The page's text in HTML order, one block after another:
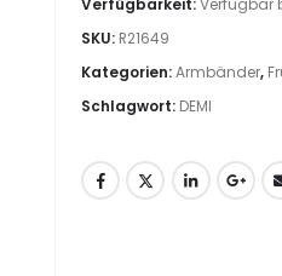
SKU: R21649
Kategorien:Armbänder,
Schlagwort: DEMI